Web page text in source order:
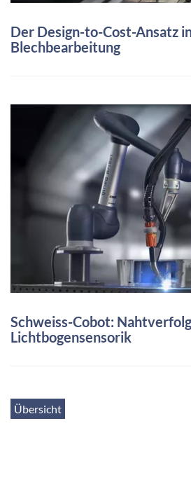
Der Design-to-Cost-Ansatz
Blechbearbeitung
Schweiss-Cobot:
Lichtbogensensorik
Übersicht